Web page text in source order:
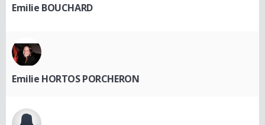
Emilie BOUCHARD
Emilie HORTOS PORCHERON